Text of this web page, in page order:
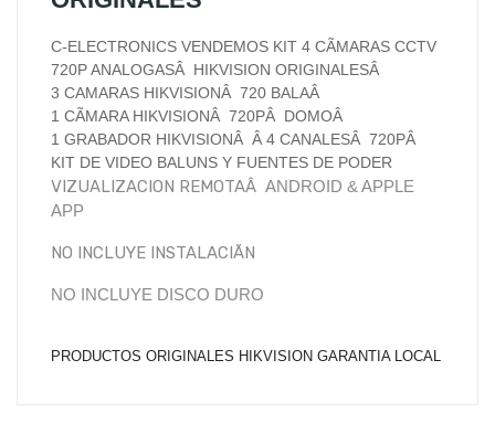
C-ELECTRONICS VENDEMOS KIT 4 CÃMARAS CCTV
720P ANALOGASÂ HIKVISION ORIGINALESÂ
3 CAMARAS HIKVISIONÂ 720 BALAÂ
1 CÃMARA HIKVISIONÂ 720PÂ DOMOÂ
1 GRABADOR HIKVISIONÂ Â 4 CANALESÂ 720PÂ
KIT DE VIDEO BALUNS Y FUENTES DE PODER
VIZUALIZACION REMOTAÂ ANDROID & APPLE
APP
NO INCLUYE INSTALACIÃN
NO INCLUYE DISCO DURO
PRODUCTOS ORIGINALES HIKVISION GARANTIA LOCAL